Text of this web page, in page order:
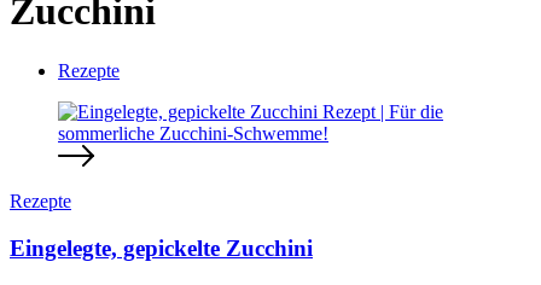
Zucchini
Rezepte
Rezepte
Eingelegte, gepickelte Zucchini